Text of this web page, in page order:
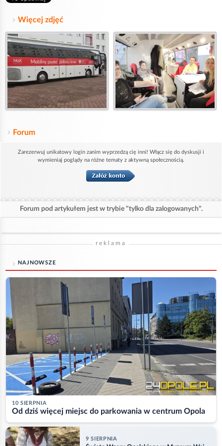
Więcej zdjęć
Forum
Zarezerwuj unikatowy login zanim wyprzedzą cię inni! Włącz się do dyskusji i
wymieniaj poglądy na różne tematy z aktywną społecznością.
Forum pod artykułem jest w trybie "tylko dla zalogowanych".
reklama
NAJNOWSZE
10 SIERPNIA
Od dziś więcej miejsc do parkowania w centrum Opola
9 SIERPNIA